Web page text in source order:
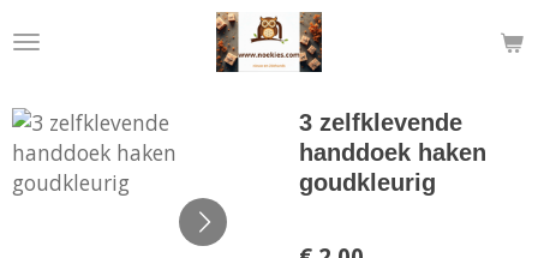
direct
de
hoofdinhoud
3 zelfklevende
handdoek haken
goudkleurig